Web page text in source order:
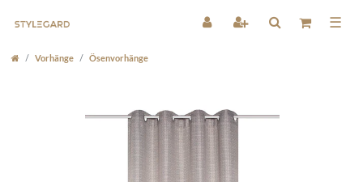
☰
Vorhänge Ösenvorhänge